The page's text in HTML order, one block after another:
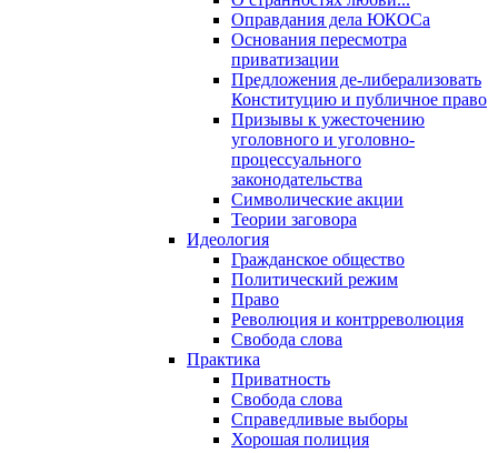
Оправдания дела ЮКОСа
Основания пересмотра
приватизации
Предложения де-либерализовать
Конституцию и публичное право
Призывы к ужесточению
уголовного и уголовно-
процессуального
законодательства
Символические акции
Теории заговора
Идеология
Гражданское общество
Политический режим
Право
Революция и контрреволюция
Свобода слова
Практика
Приватность
Свобода слова
Справедливые выборы
Хорошая полиция